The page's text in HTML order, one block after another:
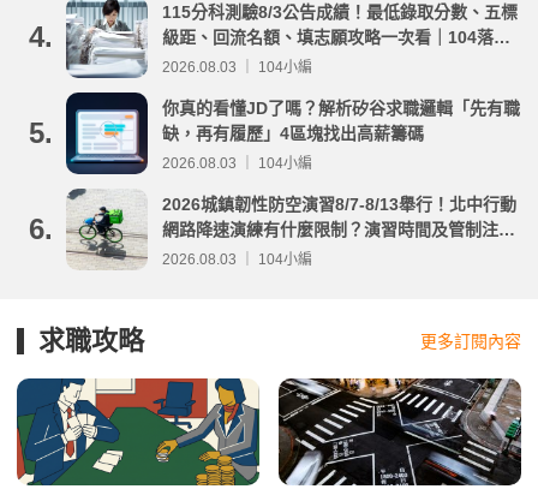
4.
115分科測驗8/3公告成績！最低錄取分數、五標
級距、回流名額、填志願攻略一次看｜104落點
分析
2026.08.03 ｜ 104小編
5.
你真的看懂JD了嗎？解析矽谷求職邏輯「先有職
缺，再有履歷」4區塊找出高薪籌碼
2026.08.03 ｜ 104小編
6.
2026城鎮韌性防空演習8/7-8/13舉行！北中行動
網路降速演練有什麼限制？演習時間及管制注意
事項整理
2026.08.03 ｜ 104小編
求職攻略 更多訂閱內容